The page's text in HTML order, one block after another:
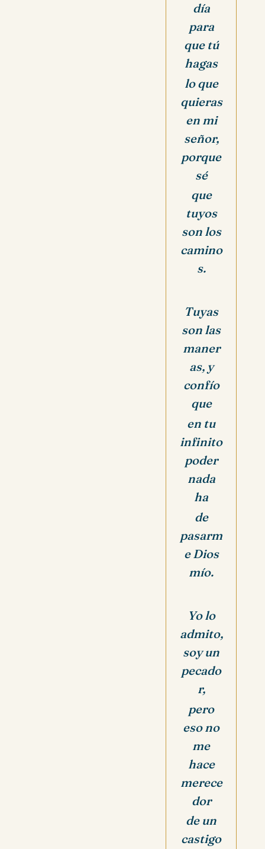
día
para
que tú
hagas
lo que
quieras
en mi
señor,
porque
sé
que
tuyos
son los
camino
s.
Tuyas
son las
maner
as, y
confío
que
en tu
infinito
poder
nada
ha
de
pasarm
e Dios
mío.
Yo lo
admito,
soy un
pecado
r,
pero
eso no
me
hace
merece
dor
de un
castigo